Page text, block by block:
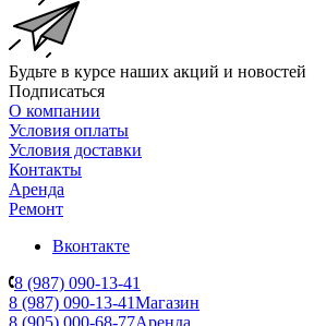
Будьте в курсе наших акций и новостей
Подписаться
О компании
Условия оплаты
Условия доставки
Контакты
Аренда
Ремонт
Вконтакте
8 (987) 090-13-41
8 (987) 090-13-41Магазин
8 (905) 000-68-77Аренда